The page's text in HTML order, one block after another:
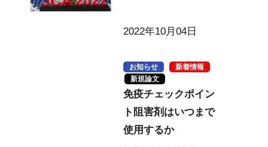
2022年10月04日
お知らせ
新着情報
新規論文
免疫チェックポイン
ト阻害剤はいつまで
使用するか